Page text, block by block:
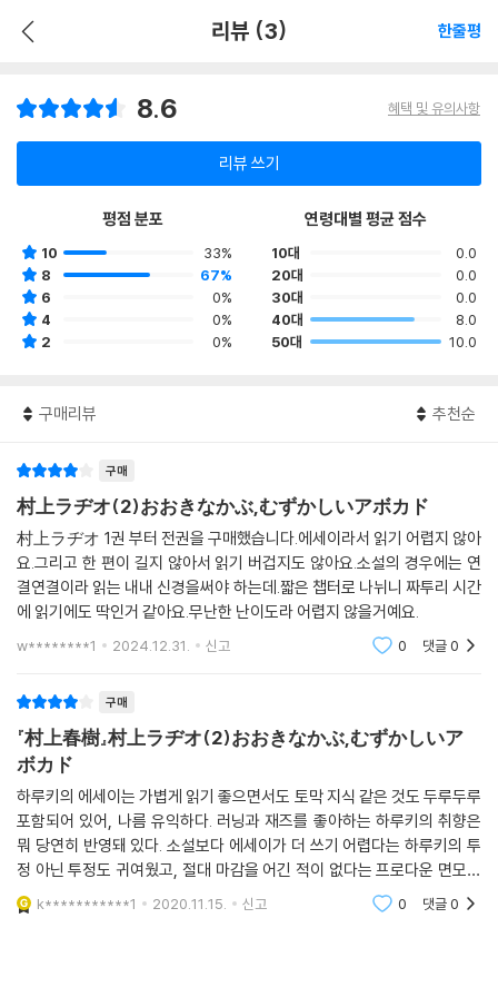
리뷰 (3) 한줄평
8.6 혜택 및 유의사항
리뷰 쓰기
평점 분포
10
33%
8
67%
6
0%
4
0%
2
0%
연령대별 평균 점수
10대
0.0
20대
0.0
30대
0.0
40대
8.0
50대
10.0
구매리뷰 추천순
구매
村上ラヂオ(2)おおきなかぶ,むずかしいアボカド
村上ラヂオ 1권 부터 전권을 구매했습니다.에세이라서 읽기 어렵지 않아
요.그리고 한 편이 길지 않아서 읽기 버겁지도 않아요.소설의 경우에는 연
결연결이라 읽는 내내 신경을써야 하는데.짧은 챕터로 나뉘니 짜투리 시간
에 읽기에도 딱인거 같아요.무난한 난이도라 어렵지 않을거예요.
w********1 2024.12.31. 신고 0 댓글0
구매
『村上春樹』村上ラヂオ(2)おおきなかぶ,むずかしいア
ボカド
하루키의 에세이는 가볍게 읽기 좋으면서도 토막 지식 같은 것도 두루두루
포함되어 있어, 나름 유익하다. 러닝과 재즈를 좋아하는 하루키의 취향은
뭐 당연히 반영돼 있다. 소설보다 에세이가 더 쓰기 어렵다는 하루키의 투
정 아닌 투정도 귀여웠고, 절대 마감을 어긴 적이 없다는 프로다운 면모에
서 괜히 유명 작가가 아니라는 생각이 들었다. 일본은 남성 작가 코너와 여
성 작가 코너
k***********1 2020.11.15. 신고 0 댓글0